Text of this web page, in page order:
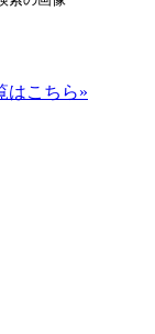
はこちら»